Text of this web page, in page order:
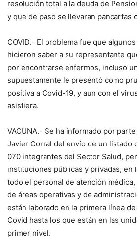
resolución total a la deuda de
y que de paso se llevaran pancartas
COVID.- El problema fue que
hicieron saber a su representante
por encontrarse enfermos, incluso
supuestamente le presentó como
positiva a Covid-19, y aun con el
asistiera.
VACUNA.- Se ha informado por
Javier Corral del envío de un listado
070 integrantes del Sector Salud,
instituciones públicas y privadas, en
todo el personal de atención
de áreas operativas y de
están laborado en la primera línea
Covid hasta los que están en las
primer nivel.